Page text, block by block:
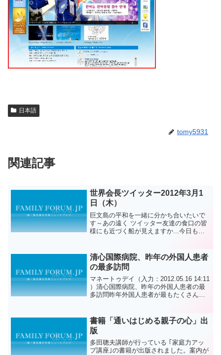
日本語
tomy5931
関連記事
世界会長ツイッター2012年3月1
日（木）
巨文島の平和を一緒に分かち合いたいで
す～あの遠く ツイッター友達の食口の皆
様にも近づく船が見えますか...今日も息
清心国際病院、昨年の外国人患者
の最多訪問
マネートゥデイ（入力：2012.05.16 14:11
）清心国際病院、昨年の外国人患者の最
多訪問昨年外国人患者が最もたくさん訪
して最も多い外国人患者が探した上級総
合...
書籍「通いはじめる親子の心」出
版
多田聰夫講師が行っている ｢家庭力アッ
プ講座｣の書籍が出版されました。案内が